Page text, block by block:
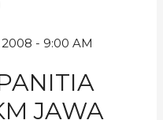
- 9:00 AM
JAWA